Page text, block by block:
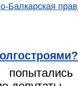
Балкарская